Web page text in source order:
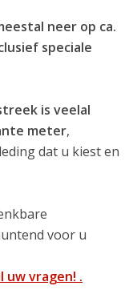
neer op ca.
speciale
is veelal
meter,
dat u kiest en
voor u
uw vragen! .